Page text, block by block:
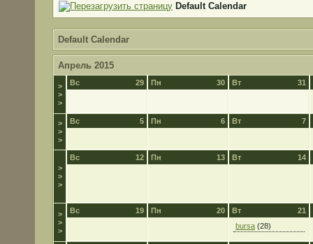
Default Calendar
Default Calendar
Апрель 2015
>
>
>
29
Вс 30
Пн 31
Вт
>
>
>
5
Вс 6
Пн 7
Вт
>
>
>
12
Вс 13
Пн 14
Вт
>
>
>
19
Вс 20
Пн 21
Вт
bursa (28)